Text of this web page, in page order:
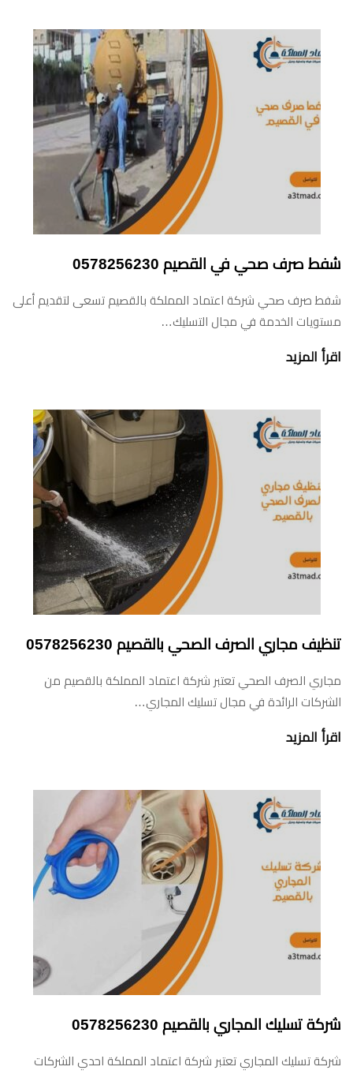
شفط صرف صحي في القصيم 0578256230
شفط صرف صحي شركة اعتماد المملكة بالقصيم تسعى لتقديم أعلى
مستويات الخدمة في مجال التسليك…
اقرأ المزيد
تنظيف مجاري الصرف الصحي بالقصيم 0578256230
مجاري الصرف الصحي تعتبر شركة اعتماد المملكة بالقصيم من
الشركات الرائدة في مجال تسليك المجاري…
اقرأ المزيد
شركة تسليك المجاري بالقصيم 0578256230
شركة تسليك المجاري تعتبر شركة اعتماد المملكة احدي الشركات